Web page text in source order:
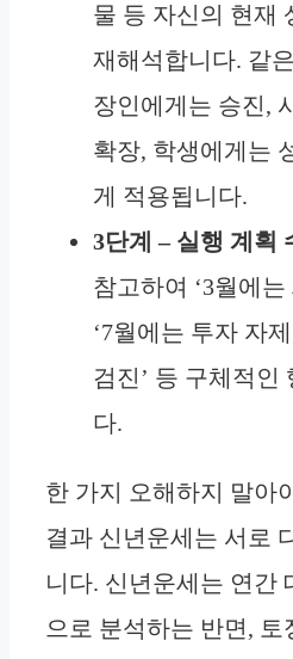
물 등 자신의 현재
재해석합니다. 같
장인에게는 승진,
확장, 학생에게는
게 적용됩니다.
3단계 – 실행 계획
참고하여 ‘3월에
‘7월에는 투자 자
검진’ 등 구체적인
다.
한 가지 오해하지 말아
결과 신년운세는 서로
니다. 신년운세는 연간
으로 분석하는 반면, 토